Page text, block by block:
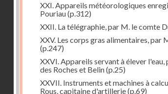
XXI. Appareils météorologiques
Pouriau(p.312)
XXII. La télégraphie, par M. le comte
XXV. Les corps gras alimentaires, par
(p.247)
XXVI. Appareils servant à élever
des Roches et Belin(p.25)
XXVII. Instruments et machines à
Rous, capitaine d'artillerie(p.69)